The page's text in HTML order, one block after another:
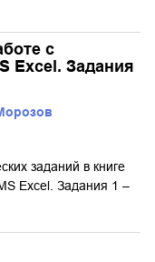
с
Excel. Задания
заданий в книге
Excel. Задания 1 –